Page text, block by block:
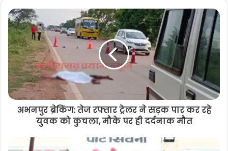
अभनपुर ब्रेकिंग: तेज रफ्तार ट्रेलर ने सड़क पार कर रहे
युवक को कुचला, मौके पर ही दर्दनाक मौत